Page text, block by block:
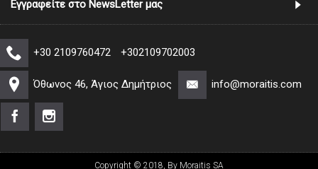
Εγγραφείτε στο NewsLetter μας
+30 2109760472 +302109702003
Όθωνος 46, Άγιος Δημήτριος info@moraitis.com
Copyright © 2018, By Moraitis SA